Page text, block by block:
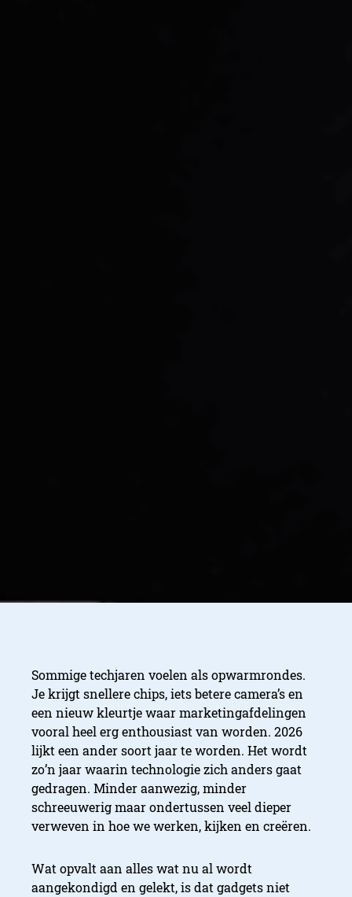
Sommige techjaren voelen als opwarmrondes.
Je krijgt snellere chips, iets betere camera’s en
een nieuw kleurtje waar marketingafdelingen
vooral heel erg enthousiast van worden. 2026
lijkt een ander soort jaar te worden. Het wordt
zo’n jaar waarin technologie zich anders gaat
gedragen. Minder aanwezig, minder
schreeuwerig maar ondertussen veel dieper
verweven in hoe we werken, kijken en creëren.
Wat opvalt aan alles wat nu al wordt
aangekondigd en gelekt, is dat gadgets niet